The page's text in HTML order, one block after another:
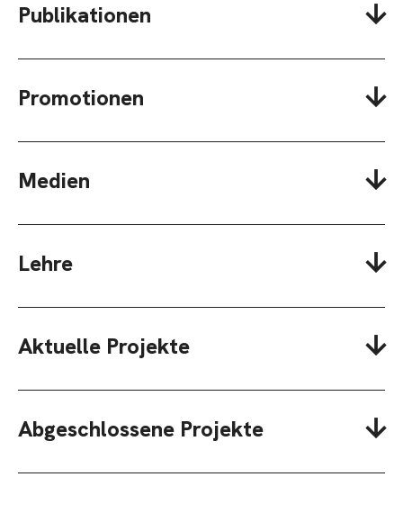
Publikationen
Promotionen
Medien
Lehre
Aktuelle Projekte
Abgeschlossene Projekte